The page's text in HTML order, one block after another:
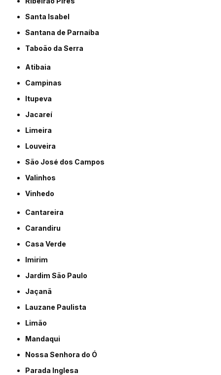
Santa Isabel
Santana de Parnaíba
Taboão da Serra
Atibaia
Campinas
Itupeva
Jacareí
Limeira
Louveira
São José dos Campos
Valinhos
Vinhedo
Cantareira
Carandiru
Casa Verde
Imirim
Jardim São Paulo
Jaçanã
Lauzane Paulista
Limão
Mandaqui
Nossa Senhora do Ó
Parada Inglesa